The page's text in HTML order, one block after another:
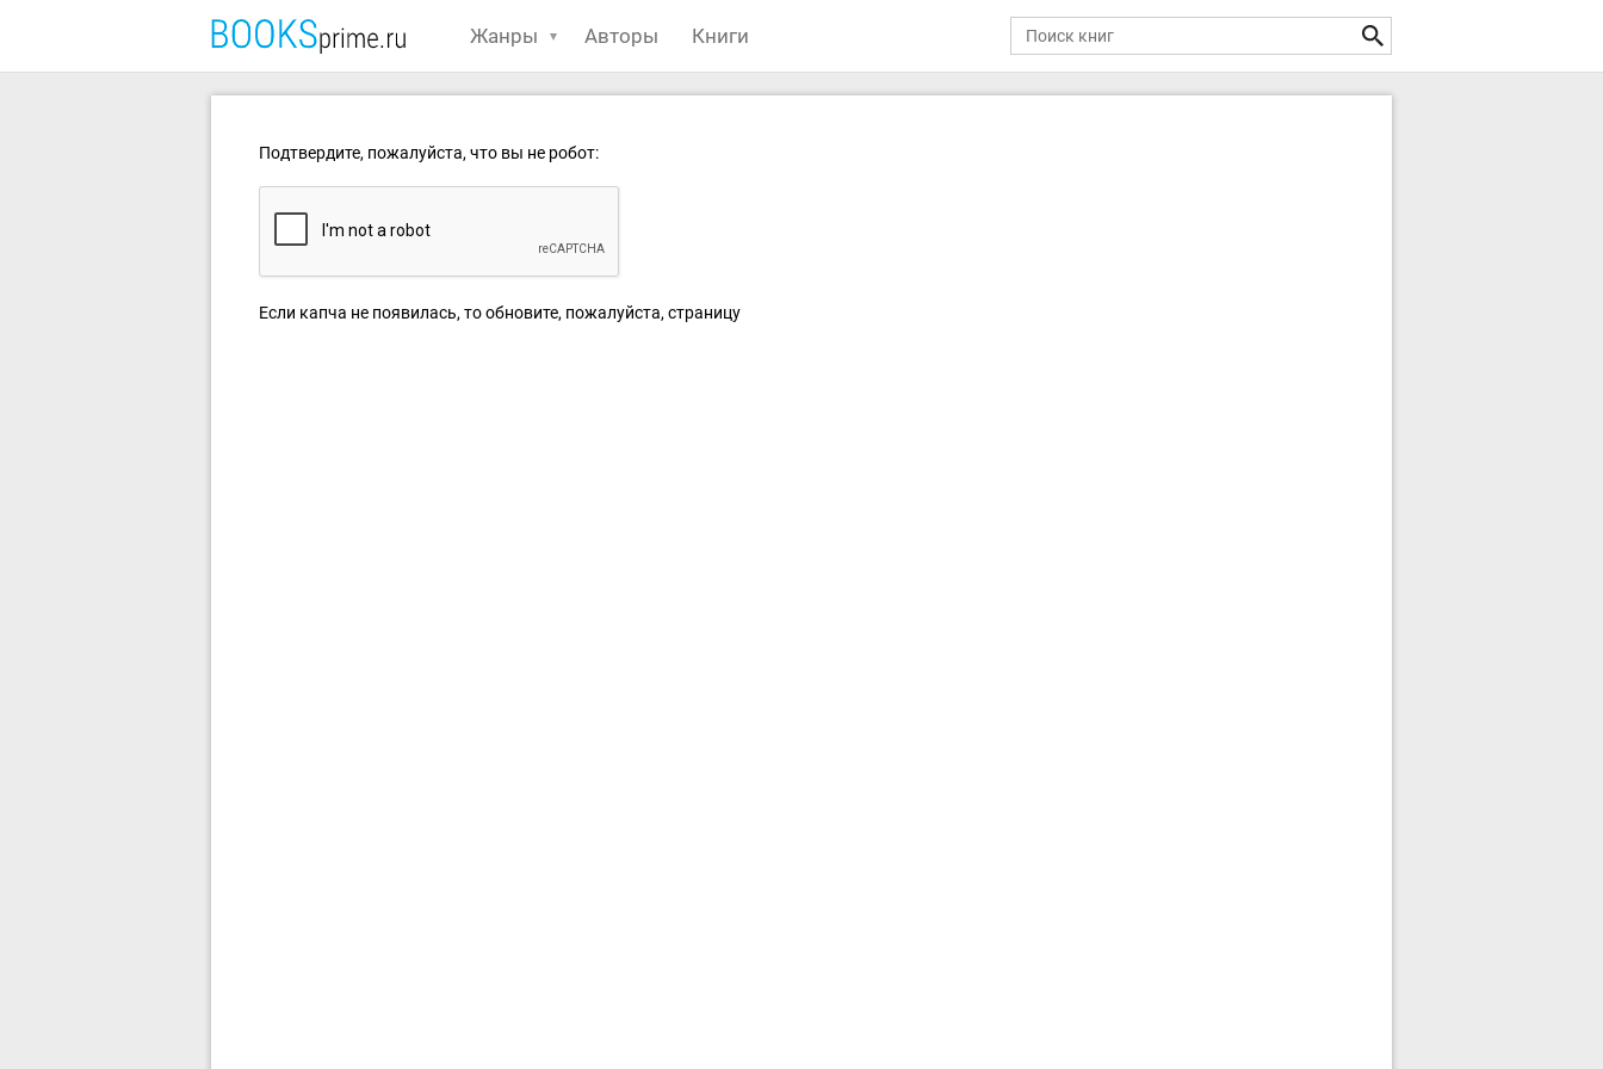
Жанры Авторы Книги
Подтвердите, пожалуйста, что вы не робот:
Если капча не появилась, то обновите, пожалуйста, страницу